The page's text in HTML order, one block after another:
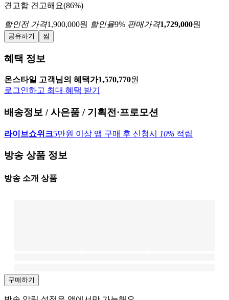
견고함 견고해요(86%)
할인전 가격1,900,000원 할인율9% 판매가격1,729,000원
공유하기 찜
혜택 정보
온스타일 고객님의 혜택가1,570,770원
로그인하고 최대 혜택 받기
배송정보 / 사은품 / 기획전·프로모션
라이브쇼위크5만원 이상 앱 구매 후 신청시 10% 적립
방송 상품 정보
방송 소개 상품
구매하기